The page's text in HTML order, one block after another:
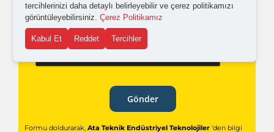
Gönder
Formu doldurarak, Ata Teknik Endüstriyel Teknolojiler'den bilgi
tercihlerinizi daha detaylı belirleyebilir ve çerez politikamızı
görüntüleyebilirsiniz. Çerez Politikamız
Kabul Et Reddet Tercihler